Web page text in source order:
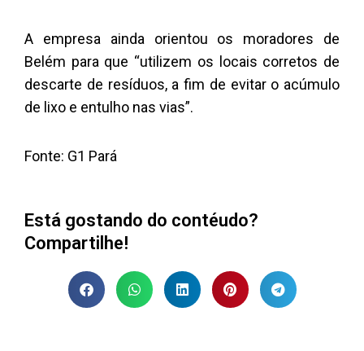
A empresa ainda orientou os moradores de
Belém para que “utilizem os locais corretos de
descarte de resíduos, a fim de evitar o acúmulo
de lixo e entulho nas vias”.
Fonte: G1 Pará
Está gostando do contéudo?
Compartilhe!